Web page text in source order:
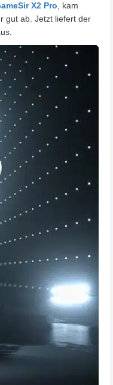
X2 Pro , kam
gut ab. Jetzt liefert der